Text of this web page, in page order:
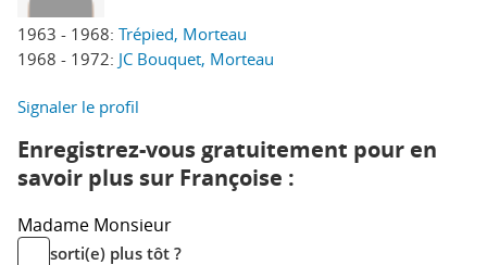
1963 - 1968: Trépied, Morteau
1968 - 1972: JC Bouquet, Morteau
Signaler le profil
Enregistrez-vous gratuitement pour en
savoir plus sur Françoise :
Madame Monsieur
sorti(e) plus tôt ?